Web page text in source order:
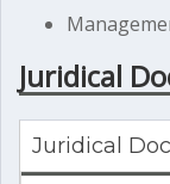
Juridical
Juridical